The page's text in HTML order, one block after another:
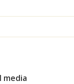
media